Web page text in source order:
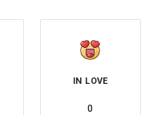
IN LOVE
0